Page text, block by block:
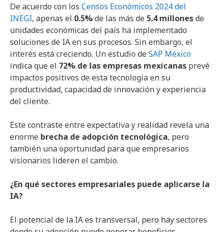
De acuerdo con los Censos Económicos 2024 del
INEGI, apenas el 0.5%de las más de 5.4 millonesde
unidades económicas del país ha implementado
soluciones de IA en sus procesos. Sin embargo, el
interés está creciendo. Un estudio deSAP México
indica que el 72% de las empresas mexicanas prevé
impactos positivos de esta tecnología en su
productividad, capacidad de innovación y experiencia
del cliente.
Este contraste entre expectativa y realidad revela una
enorme brecha de adopción tecnológica, pero
también una oportunidad para que empresarios
visionarios lideren el cambio.
¿En qué sectores empresariales puede aplicarse la
IA?
El potencial de la IA es transversal, pero hay sectores